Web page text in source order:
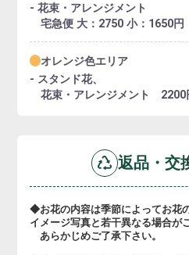
- 花束・アレンジメント
宅急便 大：2750 小：1650円
オレンジ色エリア
- スタンド花、
花束・アレンジメント 2200
返品・交
◆お花の内容は季節によってお花
イメージ写真と若干異なる場合が
あらかじめご了承下さい。